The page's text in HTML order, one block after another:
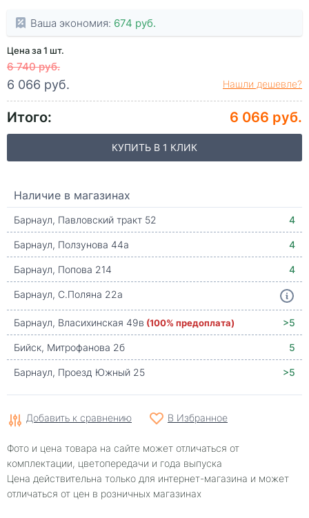
Ваша экономия: 674 руб.
Цена за 1 шт.
6 740 руб.
6 066 руб. Нашли дешевле?
Итого: 6 066 руб.
КУПИТЬ В 1 КЛИК
Наличие в магазинах
Барнаул, Павловский тракт 52
4
Барнаул, Ползунова 44а
4
Барнаул, Попова 214
4
Барнаул, С.Поляна 22а
Барнаул, Власихинская 49в (100% предоплата)
>5
Бийск, Митрофанова 2б
5
Барнаул, Проезд Южный 25
>5
Добавить к сравнению В Избранное
Фото и цена товара на сайте может отличаться от
комплектации, цветопередачи и года выпуска
Цена действительна только для интернет-магазина и может
отличаться от цен в розничных магазинах